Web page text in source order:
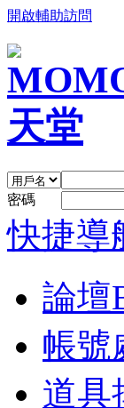
開啟輔助訪問
密碼
快捷導
論壇
帳號
道具